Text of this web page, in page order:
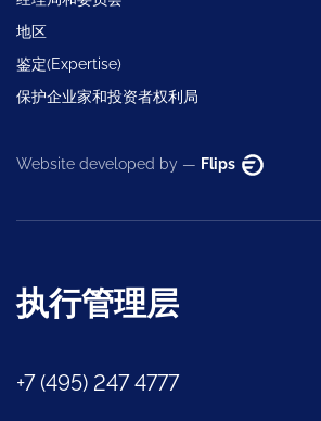
地区
鉴定(Expertise)
保护企业家和投资者权利局
Website developed by — Flips
执行管理层
+7 (495) 247 4777